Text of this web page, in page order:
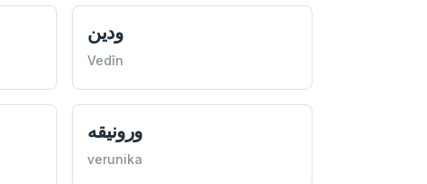
ودين
Vedîn
ورونيقه
verunika